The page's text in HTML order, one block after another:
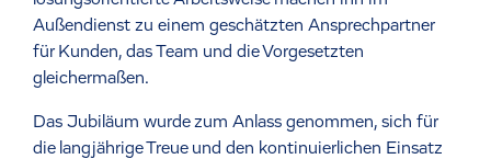
Außendienst zu einem geschätzten Ansprechpartner
für Kunden, das Team und die Vorgesetzten
gleichermaßen.
Das Jubiläum wurde zum Anlass genommen, sich für
die langjährige Treue und den kontinuierlichen Einsatz